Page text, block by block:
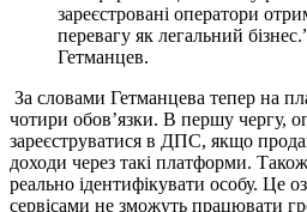
зареєстровані оператори
перевагу як легальний
Гетманцев.
За словами Гетманцева тепер на
чотири обов’язки. В першу чергу,
зареєструватися в ДПС, якщо
доходи через такі платформи.
реально ідентифікувати особу. Це
сервісами не зможуть працювати